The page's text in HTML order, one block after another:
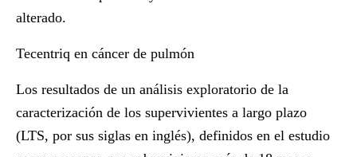
alterado.
Tecentriq en cáncer de pulmón
Los resultados de un análisis exploratorio de la
caracterización de los supervivientes a largo plazo
(LTS, por sus siglas en inglés), definidos en el estudio